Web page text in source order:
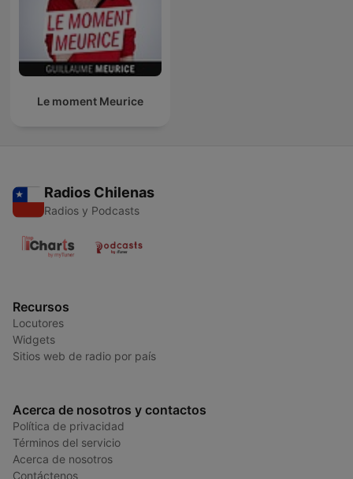
Le moment Meurice
Radios Chilenas
Radios y Podcasts
Recursos
Locutores
Widgets
Sitios web de radio por país
Acerca de nosotros y contactos
Política de privacidad
Términos del servicio
Acerca de nosotros
Contáctenos